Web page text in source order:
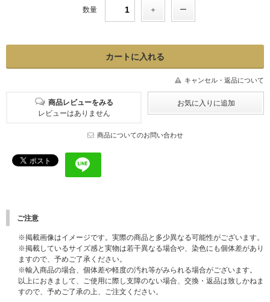
数量
キャンセル・返品について
商品レビューをみる
レビューはありません
商品についてのお問い合わせ
ご注意
※掲載画像はイメージです。実際の商品と多少異なる可能性がございます。
※掲載しているサイズ感と実物は若干異なる場合や、染色にも個体差があり
ますので、予めご了承ください。
※輸入商品の場合、個体差や軽度の汚れ等がみられる場合がございます。
以上におきまして、ご使用に際し支障のない場合、交換・返品は致しかねま
すので、予めご了承の上、ご注文ください。